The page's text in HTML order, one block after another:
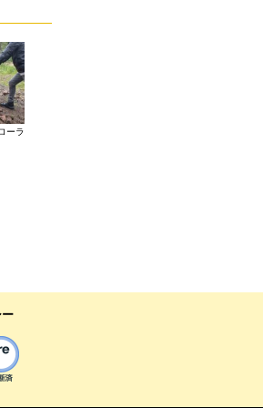
ーラ